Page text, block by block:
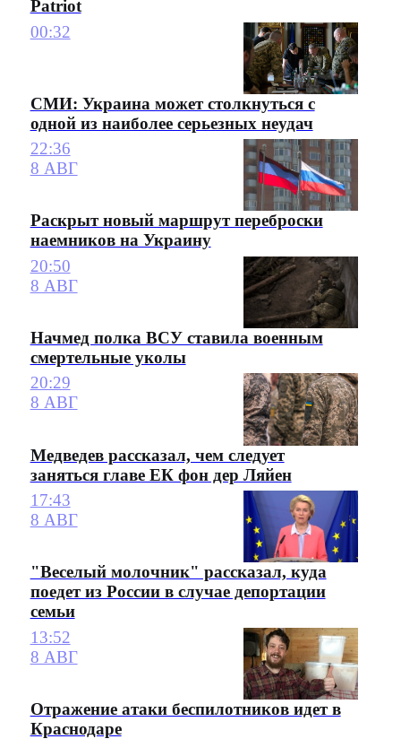
Patriot
00:32
СМИ: Украина может столкнуться с
одной из наиболее серьезных неудач
22:36
8 АВГ
Раскрыт новый маршрут переброски
наемников на Украину
20:50
8 АВГ
Начмед полка ВСУ ставила военным
смертельные уколы
20:29
8 АВГ
Медведев рассказал, чем следует
заняться главе ЕК фон дер Ляйен
17:43
8 АВГ
"Веселый молочник" рассказал, куда
поедет из России в случае депортации
семьи
13:52
8 АВГ
Отражение атаки беспилотников идет в
Краснодаре